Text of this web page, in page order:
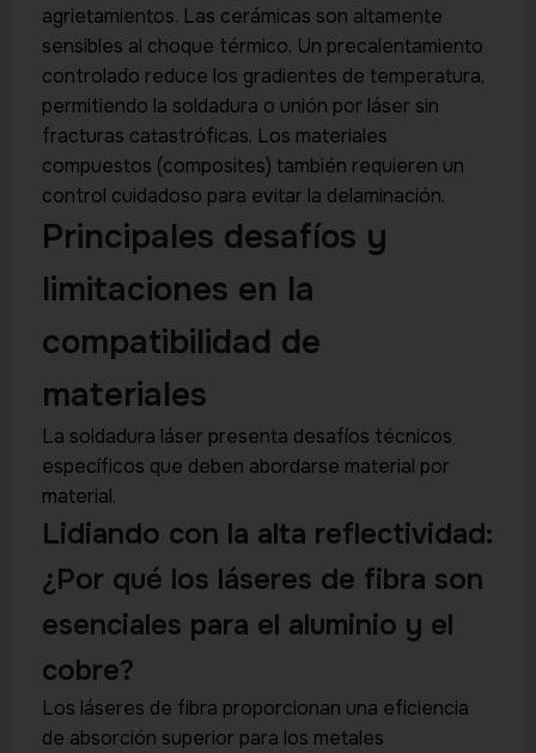
agrietamientos. Las cerámicas son altamente
sensibles al choque térmico. Un precalentamiento
controlado reduce los gradientes de temperatura,
permitiendo la soldadura o unión por láser sin
fracturas catastróficas. Los materiales
compuestos (composites) también requieren un
control cuidadoso para evitar la delaminación.
Principales desafíos y
limitaciones en la
compatibilidad de
materiales
La soldadura láser presenta desafíos técnicos
específicos que deben abordarse material por
material.
Lidiando con la alta reflectividad:
¿Por qué los láseres de fibra son
esenciales para el aluminio y el
cobre?
Los láseres de fibra proporcionan una eficiencia
de absorción superior para los metales